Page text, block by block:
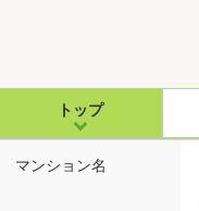
トップ
マンション名